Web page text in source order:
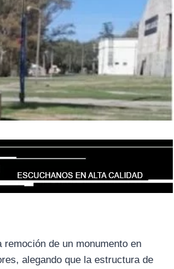
de un monumento en
alegando que la estructura de